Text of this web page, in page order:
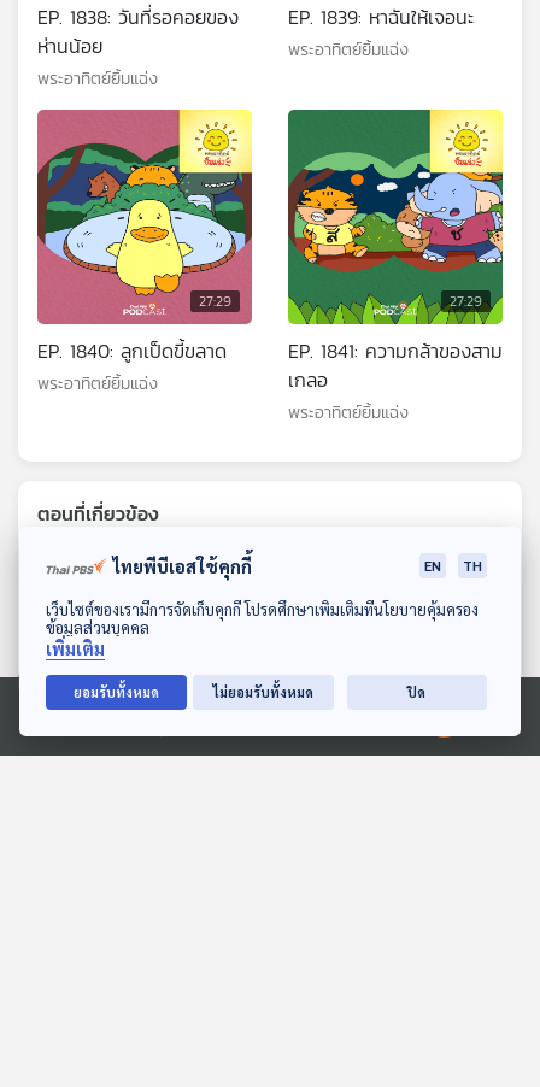
ดาวน์โหลด Thai PBS Podcast Application
Ⓒ 2020 องค์การกระจายเสียงและแพร่ภาพสาธารณะแห่งประเทศไทย
EP. 1838: วันที่รอคอยของ
ห่านน้อย
พระอาทิตย์ยิ้มแฉ่ง
EP. 1839: หาฉันให้เจอนะ
พระอาทิตย์ยิ้มแฉ่ง
27:29
EP. 1840: ลูกเป็ดขี้ขลาด
พระอาทิตย์ยิ้มแฉ่ง
27:29
EP. 1841: ความกล้าของสาม
เกลอ
พระอาทิตย์ยิ้มแฉ่ง
ตอนที่เกี่ยวข้อง
ไทยพีบีเอสใช้คุกกี้ EN TH
เว็บไซต์ของเรามีการจัดเก็บคุกกี้ โปรดศึกษาเพิ่มเติมที่นโยบายคุ้มครอง
ข้อมูลส่วนบุคคล
เพิ่มเติม
ยอมรับทั้งหมด ไม่ยอมรับทั้งหมด ปิด